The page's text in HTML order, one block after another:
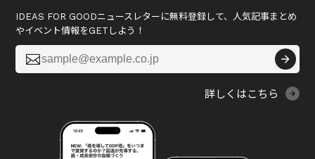
IDEAS FOR GOODニュースレターに無料登録して、人気記事まとめ
やイベント情報をGETしよう！

詳しくはこちら